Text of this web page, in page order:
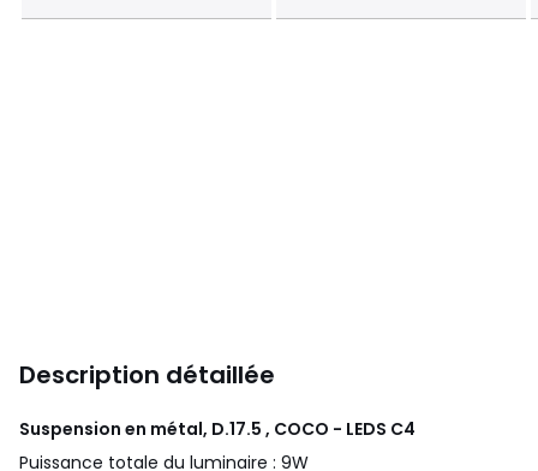
Description détaillée
Suspension en métal, D.17.5 , COCO - LEDS C4
Puissance totale du luminaire : 9W